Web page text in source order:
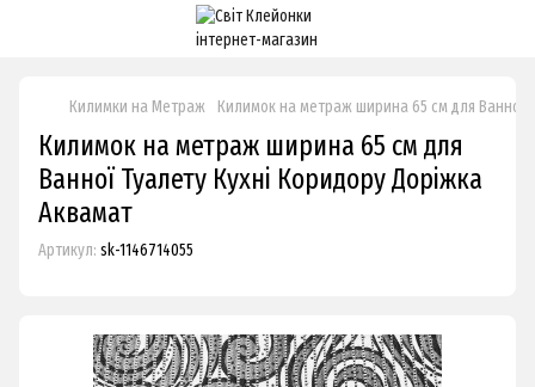
Килимки на Метраж Килимок на метраж ширина 65 см для Ванної
Килимок на метраж ширина 65 см для
Ванної Туалету Кухні Коридору Доріжка
Аквамат
Артикул: sk-1146714055